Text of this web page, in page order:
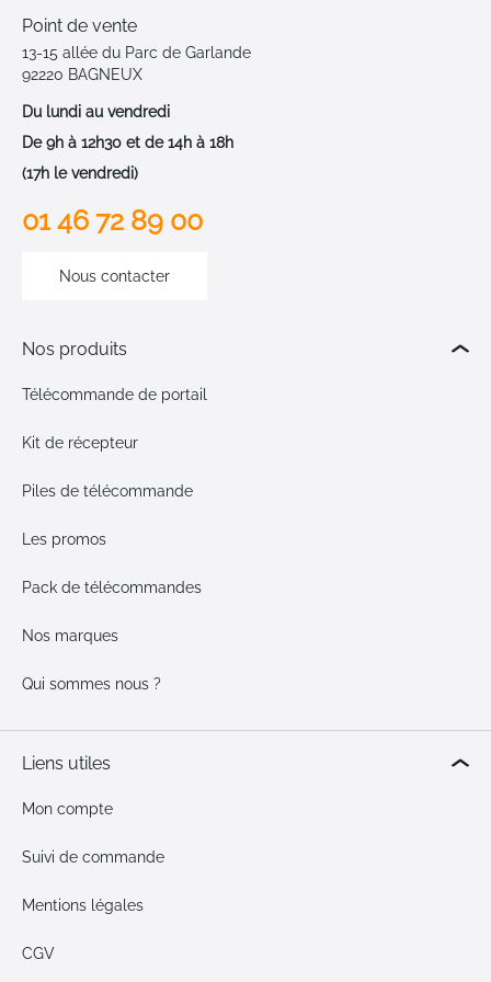
Point de vente
13-15 allée du Parc de Garlande
92220 BAGNEUX
Du lundi au vendredi
De 9h à 12h30 et de 14h à 18h
(17h le vendredi)
01 46 72 89 00
Nous contacter
Nos produits
Télécommande de portail
Kit de récepteur
Piles de télécommande
Les promos
Pack de télécommandes
Nos marques
Qui sommes nous ?
Liens utiles
Mon compte
Suivi de commande
Mentions légales
CGV